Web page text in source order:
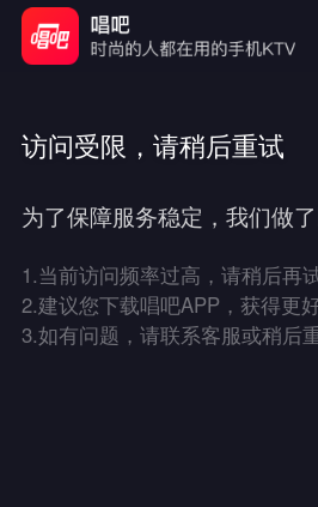
访问受限，请稍后重试
为了保障服务稳定，我们做
1.当前访问频率过高，请稍后再
2.建议您下载唱吧APP，获得更
3.如有问题，请联系客服或稍后